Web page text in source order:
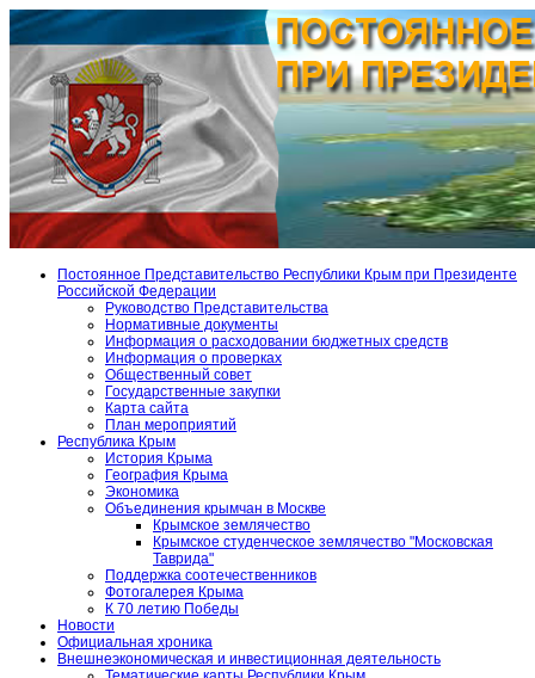
Постоянное Представительство Республики Крым при Президенте
Российской Федерации
Руководство Представительства
Нормативные документы
Информация о расходовании бюджетных средств
Информация о проверках
Общественный совет
Государственные закупки
Карта сайта
План мероприятий
Республика Крым
История Крыма
География Крыма
Экономика
Объединения крымчан в Москве
Крымское землячество
Крымское студенческое землячество "Московская
Таврида"
Поддержка соотечественников
Фотогалерея Крыма
К 70 летию Победы
Новости
Официальная хроника
Внешнеэкономическая и инвестиционная деятельность